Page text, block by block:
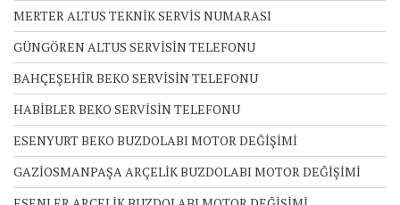
MERTER ALTUS TEKNİK SERVİS NUMARASI
GÜNGÖREN ALTUS SERVİSİN TELEFONU
BAHÇEŞEHİR BEKO SERVİSİN TELEFONU
HABİBLER BEKO SERVİSİN TELEFONU
ESENYURT BEKO BUZDOLABI MOTOR DEĞİŞİMİ
GAZİOSMANPAŞA ARÇELİK BUZDOLABI MOTOR DEĞİŞİMİ